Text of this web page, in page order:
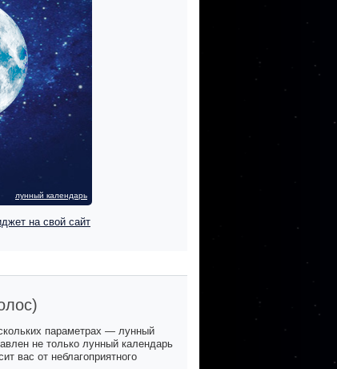
лунный календарь
на свой сайт
параметрах — лунный
не только лунный календарь
вас от неблагоприятного